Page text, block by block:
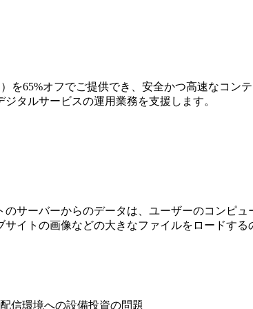
を65%オフでご提供でき、安全かつ⾼速なコ
タルサービスの運用業務を⽀援します。
サーバーからのデータは、ユーザーのコンピ
イトの画像などの⼤きなファイルをロードす
信環境への設備投資の問題